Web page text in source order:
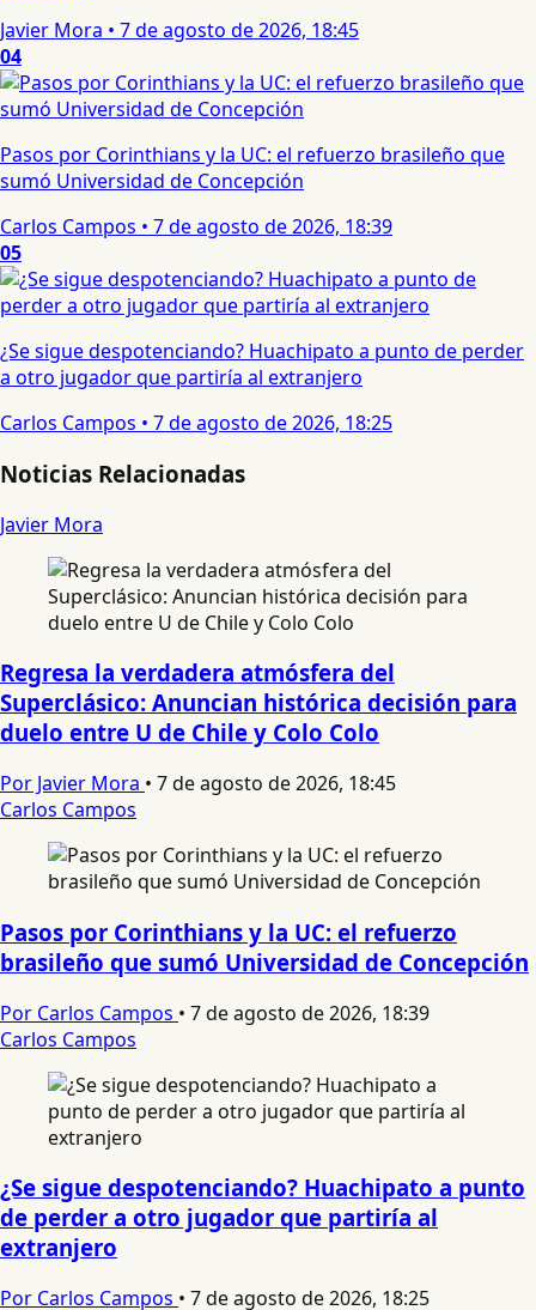
Javier Mora • 7 de agosto de 2026, 18:45
04
Pasos por Corinthians y la UC: el refuerzo brasileño que
sumó Universidad de Concepción
Carlos Campos • 7 de agosto de 2026, 18:39
05
¿Se sigue despotenciando? Huachipato a punto de perder
a otro jugador que partiría al extranjero
Carlos Campos • 7 de agosto de 2026, 18:25
Noticias Relacionadas
Javier Mora
Regresa la verdadera atmósfera del
Superclásico: Anuncian histórica decisión para
duelo entre U de Chile y Colo Colo
Por Javier Mora • 7 de agosto de 2026, 18:45
Carlos Campos
Pasos por Corinthians y la UC: el refuerzo
brasileño que sumó Universidad de Concepción
Por Carlos Campos • 7 de agosto de 2026, 18:39
Carlos Campos
¿Se sigue despotenciando? Huachipato a punto
de perder a otro jugador que partiría al
extranjero
Por Carlos Campos • 7 de agosto de 2026, 18:25